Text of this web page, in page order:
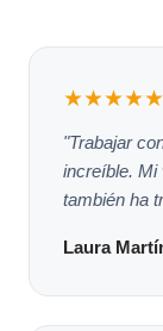
★★★★★
"Trabajar
increíble. Mi
también ha
Laura